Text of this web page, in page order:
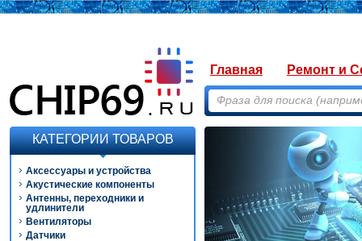
Главная Ремонт и
КАТЕГОРИИ ТОВАРОВ
Аксессуары и устройства
Акустические компоненты
Антенны, переходники и
удлинители
Вентиляторы
Датчики